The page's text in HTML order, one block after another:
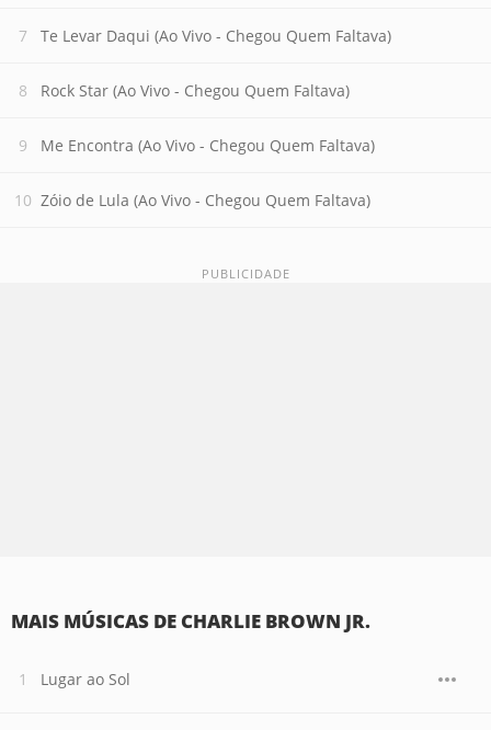
Te Levar Daqui (Ao Vivo - Chegou Quem Faltava)
Rock Star (Ao Vivo - Chegou Quem Faltava)
Me Encontra (Ao Vivo - Chegou Quem Faltava)
Zóio de Lula (Ao Vivo - Chegou Quem Faltava)
MAIS MÚSICAS DE CHARLIE BROWN JR.
Lugar ao Sol